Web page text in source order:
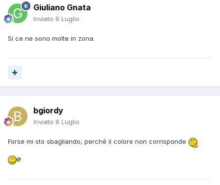
Giuliano Gnata
Inviato 8 Luglio
Si ce ne sono molte in zona.
bgiordy
Inviato 8 Luglio
Forse mi sto sbagliando, perché il colore non corrisponde